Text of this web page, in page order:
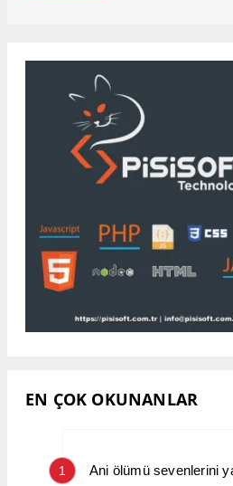
EN ÇOK OKUNANLAR
1 Ani ölümü sevenlerini